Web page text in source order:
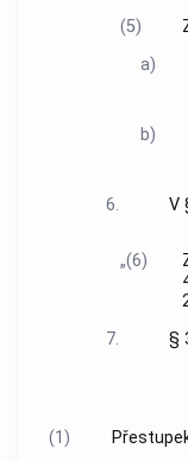
(5)
a)
b)
6. V
„(6)
7.
§
(1)